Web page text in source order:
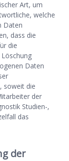
Art, um
welche
Daten
dass die
die
Daten
soweit die
der
Studien-,
das
der